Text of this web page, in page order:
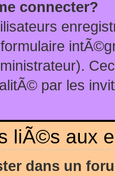
connecter?
par les
liÃ©s aux
dans un